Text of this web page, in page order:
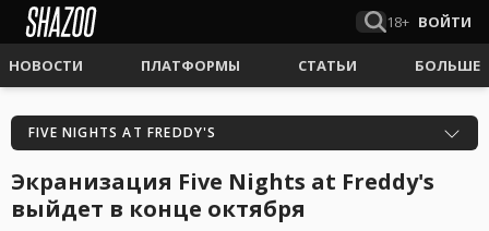
18+ ВОЙТИ
НОВОСТИ ПЛАТФОРМЫ СТАТЬИ БОЛЬШЕ
FIVE NIGHTS AT FREDDY'S
Экранизация Five Nights at Freddy's
выйдет в конце октября